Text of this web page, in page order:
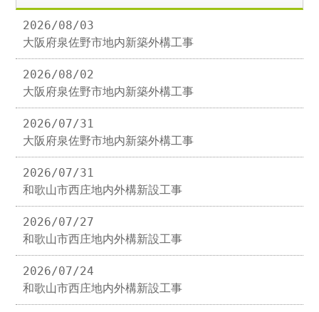
2026/08/03
大阪府泉佐野市地内新築外構工事
2026/08/02
大阪府泉佐野市地内新築外構工事
2026/07/31
大阪府泉佐野市地内新築外構工事
2026/07/31
和歌山市西庄地内外構新設工事
2026/07/27
和歌山市西庄地内外構新設工事
2026/07/24
和歌山市西庄地内外構新設工事